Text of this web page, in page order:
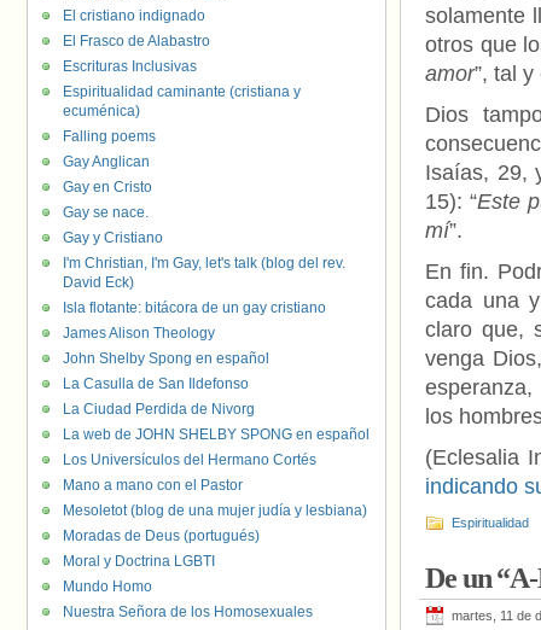
solamente
otros que
amor”, tal
Dios
Isaías, 29,
15): “Este
mí”.
En fin.
cada una
claro que,
venga
los
(Eclesalia
indicando
Espiritualidad
De un
martes, 11 de
El cristiano indignado
El Frasco de Alabastro
Escrituras Inclusivas
Espiritualidad caminante (cristiana y
ecuménica)
Falling poems
Gay Anglican
Gay en Cristo
Gay se nace.
Gay y Cristiano
I'm Christian, I'm Gay, let's talk (blog del rev.
David Eck)
Isla flotante: bitácora de un gay cristiano
James Alison Theology
John Shelby Spong en español
La Casulla de San Ildefonso
La Ciudad Perdida de Nivorg
La web de JOHN SHELBY SPONG en español
Los Universículos del Hermano Cortés
Mano a mano con el Pastor
Mesoletot (blog de una mujer judía y lesbiana)
Moradas de Deus (portugués)
Moral y Doctrina LGBTI
Mundo Homo
Nuestra Señora de los Homosexuales